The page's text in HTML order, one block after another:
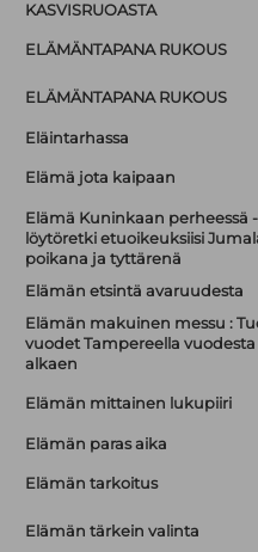
KASVISRUOASTA
ELÄMÄNTAPANA RUKOUS
ELÄMÄNTAPANA RUKOUS
Eläintarhassa
Elämä jota kaipaan
Elämä Kuninkaan perheessä -
löytöretki etuoikeuksiisi
poikana ja tyttärenä
Elämän etsintä avaruudesta
Elämän makuinen messu :
vuodet Tampereella vuodesta
alkaen
Elämän mittainen lukupiiri
Elämän paras aika
Elämän tarkoitus
Elämän tärkein valinta